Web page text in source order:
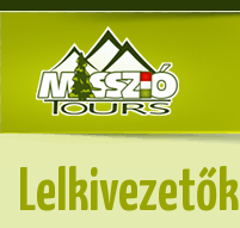
Lelkivezetők